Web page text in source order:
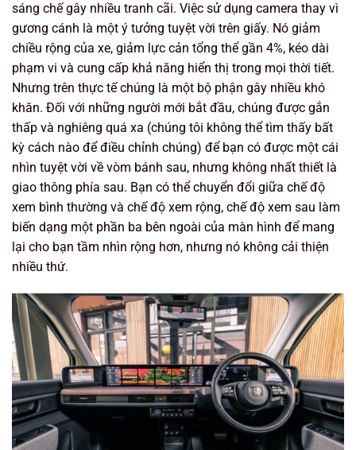
sáng chế gây nhiều tranh cãi. Việc sử dụng camera thay vì
gương cánh là một ý tưởng tuyệt vời trên giấy. Nó giảm
chiều rộng của xe, giảm lực cản tổng thể gần 4%, kéo dài
phạm vi và cung cấp khả năng hiển thị trong mọi thời tiết.
Nhưng trên thực tế chúng là một bộ phận gây nhiều khó
khăn. Đối với những người mới bắt đầu, chúng được gắn
thấp và nghiêng quá xa (chúng tôi không thể tìm thấy bất
kỳ cách nào để điều chỉnh chúng) để bạn có được một cái
nhìn tuyệt vời về vòm bánh sau, nhưng không nhất thiết là
giao thông phía sau. Bạn có thể chuyển đổi giữa chế độ
xem bình thường và chế độ xem rộng, chế độ xem sau làm
biến dạng một phần ba bên ngoài của màn hình để mang
lại cho bạn tầm nhìn rộng hơn, nhưng nó không cải thiện
nhiều thứ.